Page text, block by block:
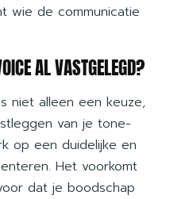
wie de communicatie
AL VASTGELEGD?
niet alleen een keuze,
van je tone-
op een duidelijke en
Het voorkomt
dat je boodschap